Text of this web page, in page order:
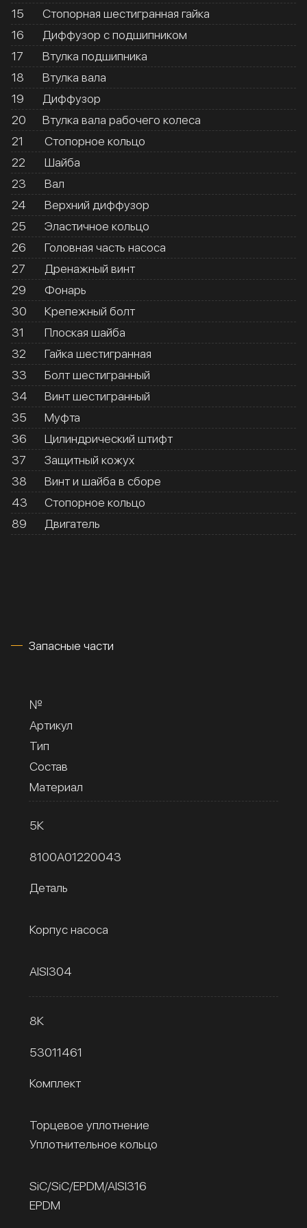
15
Стопорная шестигранная гайка
16
Диффузор с подшипником
17
Втулка подшипника
18
Втулка вала
19
Диффузор
20
Втулка вала рабочего колеса
21
Стопорное кольцо
22
Шайба
23
Вал
24
Верхний диффузор
25
Эластичное кольцо
26
Головная часть насоса
27
Дренажный винт
29
Фонарь
30
Крепежный болт
31
Плоская шайба
32
Гайка шестигранная
33
Болт шестигранный
34
Винт шестигранный
35
Муфта
36
Цилиндрический штифт
37
Защитный кожух
38
Винт и шайба в сборе
43
Стопорное кольцо
89
Двигатель
Запасные части
№
Артикул
Тип
Состав
Материал
5К
8100A01220043
Деталь
Корпус насоса
AISI304
8К
53011461
Комплект
Торцевое уплотнение
Уплотнительное кольцо
SiC/SiC/EPDM/AISI316
EPDM